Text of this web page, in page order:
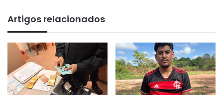
“Eu estava usando um fone de
ouvido e acho que se não fosse
ele, tinha me cortado mais
Artigos relacionados